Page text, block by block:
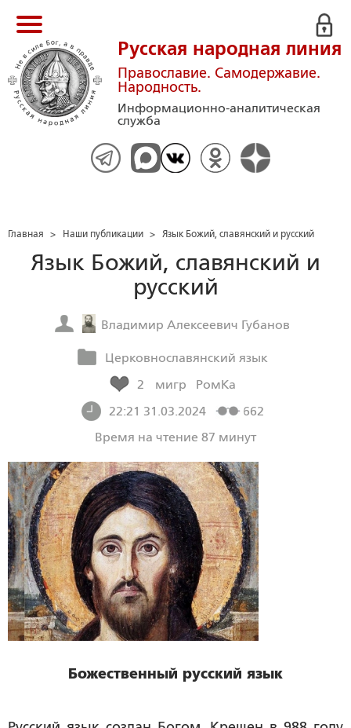
Русская народная линия
Православие. Самодержавие.
Народность.
Информационно-аналитическая
служба
Главная > Наши публикации > Язык Божий, славянский и русский
Язык Божий, славянский и
русский
Владимир Алексеевич Губанов
Церковнославянский язык
2
мигр
РомКа
22:21 31.03.2024
662
Время на чтение 87 минут
Божественный русский язык